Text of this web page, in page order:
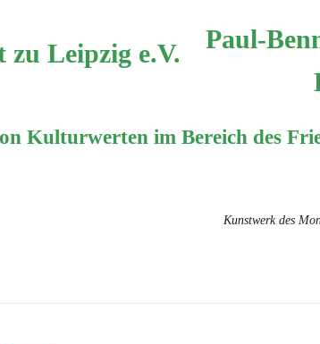
Paul-
Kulturwerten im Bereich des
Kunstwerk des